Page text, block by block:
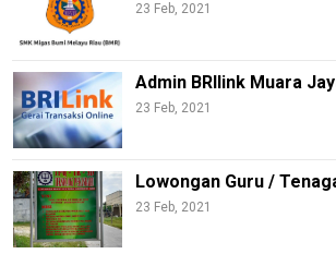
23 Feb, 2021
Admin BRIlink Muara
23 Feb, 2021
Lowongan Guru /
23 Feb, 2021
Gadget
Cat
Food
Review
Pinjol